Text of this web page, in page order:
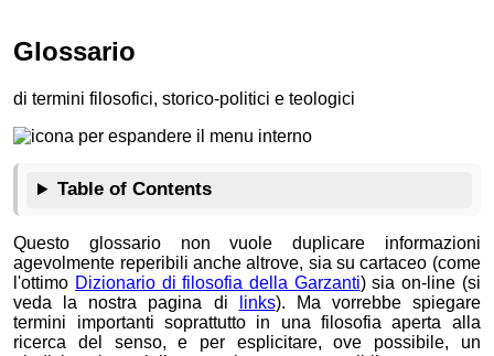
Glossario
di termini filosofici, storico-politici e teologici
Table of Contents
Questo glossario non vuole duplicare informazioni
agevolmente reperibili anche altrove, sia su cartaceo (come
l'ottimo Dizionario di filosofia della Garzanti) sia on-line (si
veda la nostra pagina di
links). Ma vorrebbe spiegare
termini importanti soprattutto in una filosofia aperta alla
ricerca del senso, e per esplicitare, ove possibile, un